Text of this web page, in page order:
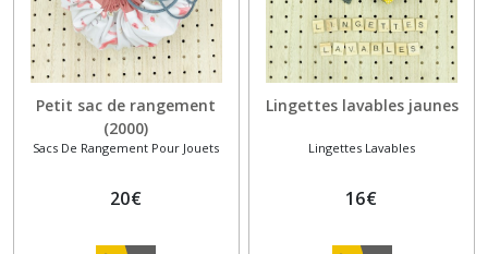
Petit sac de rangement
(2000)
Sacs De Rangement Pour Jouets
20€
Lingettes lavables jaunes
Lingettes Lavables
16€